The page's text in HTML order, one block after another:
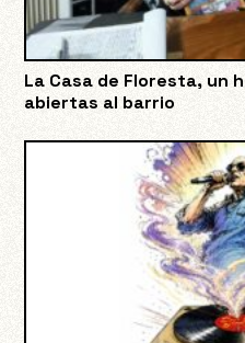
La Casa de Floresta, un
abiertas al barrio